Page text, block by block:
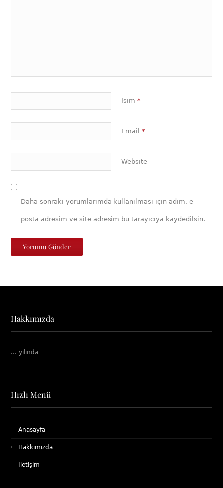
İsim *
Email *
Website
Daha sonraki yorumlarımda kullanılması için adım, e-
posta adresim ve site adresim bu tarayıcıya kaydedilsin.
Hakkımızda
... yılında
Hızlı Menü
Anasayfa
Hakkımızda
İletişim